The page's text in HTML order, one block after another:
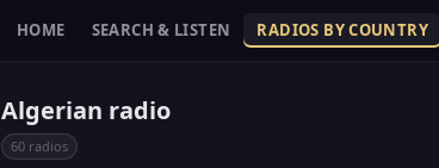
HOME SEARCH & LISTEN RADIOS BY COUNTRY
Algerian radio
60 radios